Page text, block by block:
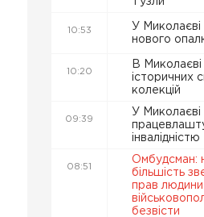
10:53
У Миколаєві
нового
10:20
В
історичних
колекцій
09:39
У
інвалідністю
08:51
Омбудсман:
більшість
прав людини
безвісти